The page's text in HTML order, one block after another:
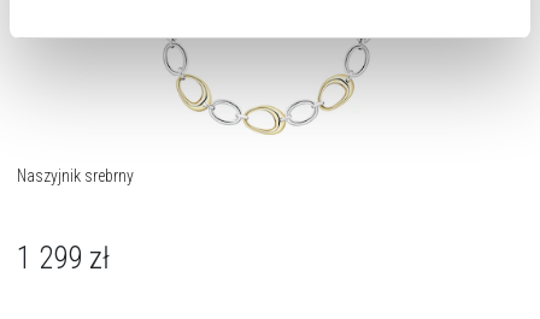
Zarządzaj preferencjami
. W każdej chwili możesz
dokonać zmiany wybranych przez Ciebie plików cookie.
Naszyjnik srebrny
1 299 zł